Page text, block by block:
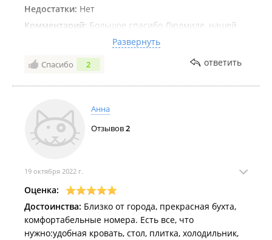
Недостатки: Нет
Комментарий: Большое спасибо Людмиле, нашей
семье понравилось отдыхать у вас, мы приезжали с
Развернуть
Спасибо 2 ответить
Анна
Отзывов2
19 октября 2022 г.
Оценка:
Достоинства: Близко от города, прекрасная бухта,
комфортабельные номера. Есть все, что
нужно:удобная кровать, стол, плитка, холодильник,